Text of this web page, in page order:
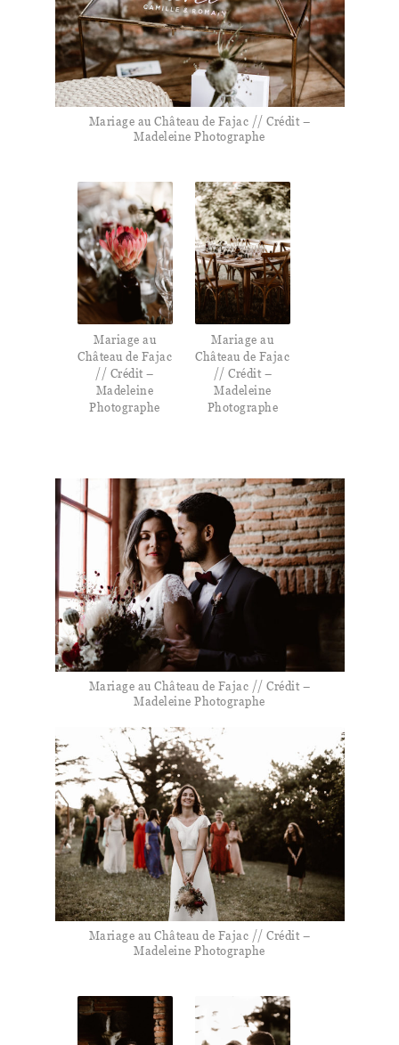
Mariage au Château de Fajac // Crédit –
Madeleine Photographe
Mariage au
Château de Fajac
// Crédit –
Madeleine
Photographe
Mariage au
Château de Fajac
// Crédit –
Madeleine
Photographe
Mariage au Château de Fajac // Crédit –
Madeleine Photographe
Mariage au Château de Fajac // Crédit –
Madeleine Photographe